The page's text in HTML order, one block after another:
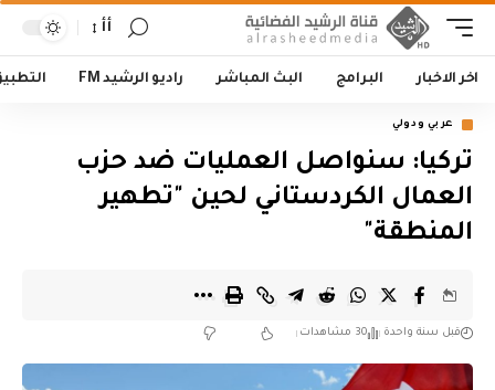
أأ
اخر الاخبار البرامج البث المباشر راديو الرشيد FM
عربي ودولي
تركيا: سنواصل العمليات ضد حزب
العمال الكردستاني لحين "تطهير
المنطقة"
قبل سنة واحدة 30 مشاهدات